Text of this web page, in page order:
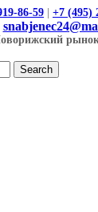
86-59
+7 (495)
Search